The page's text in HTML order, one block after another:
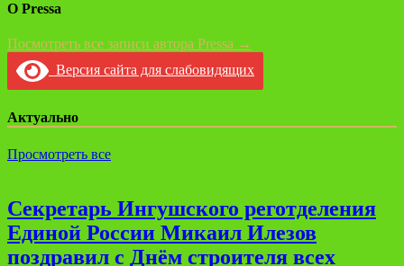
О Pressa
Посмотреть все записи автора Pressa →
Версия сайта для слабовидящих
Актуально
Просмотреть все
Секретарь Ингушского реготделения
Единой России Микаил Илезов
поздравил с Днём строителя всех